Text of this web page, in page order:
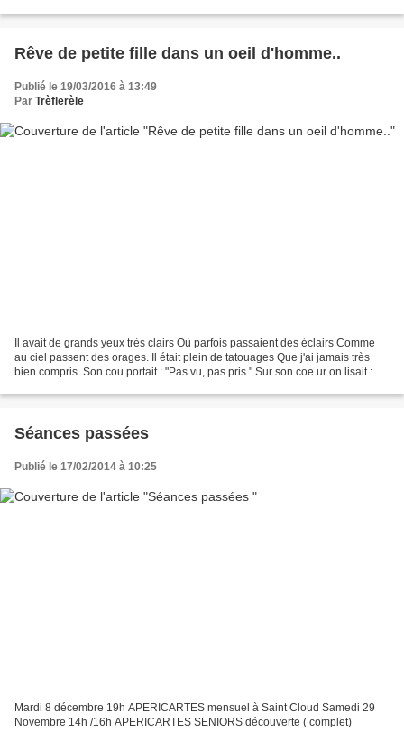
Rêve de petite fille dans un oeil d'homme..
Publié le 19/03/2016 à 13:49
Par Trèflerèle
Il avait de grands yeux très clairs Où parfois passaient des éclairs Comme
au ciel passent des orages. Il était plein de tatouages Que j'ai jamais très
bien compris. Son cou portait : "Pas vu, pas pris." Sur son coe ur on lisait :
Séances passées
Publié le 17/02/2014 à 10:25
Mardi 8 décembre 19h APERICARTES mensuel à Saint Cloud Samedi 29
Novembre 14h /16h APERICARTES SENIORS découverte ( complet)